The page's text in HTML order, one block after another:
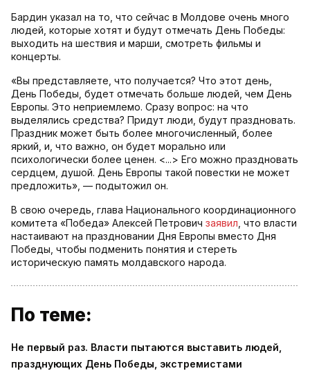
Бардин указал на то, что сейчас в Молдове очень много
людей, которые хотят и будут отмечать День Победы:
выходить на шествия и марши, смотреть фильмы и
концерты.
«Вы представляете, что получается? Что этот день,
День Победы, будет отмечать больше людей, чем День
Европы. Это неприемлемо. Сразу вопрос: на что
выделялись средства? Придут люди, будут праздновать.
Праздник может быть более многочисленный, более
яркий, и, что важно, он будет морально или
психологически более ценен. <...> Его можно праздновать
сердцем, душой. День Европы такой повестки не может
предложить», — подытожил он.
В свою очередь, глава Национального координационного
комитета «Победа» Алексей Петрович заявил , что власти
настаивают на праздновании Дня Европы вместо Дня
Победы, чтобы подменить понятия и стереть
историческую память молдавского народа.
По теме:
Не первый раз. Власти пытаются выставить людей,
празднующих День Победы, экстремистами